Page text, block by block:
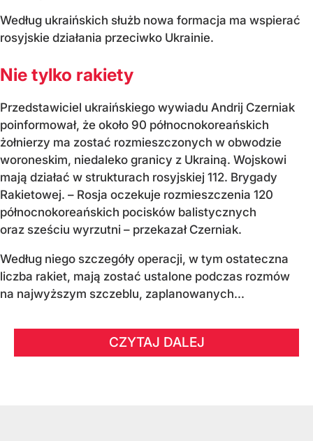
Według ukraińskich służb nowa formacja ma wspierać
rosyjskie działania przeciwko Ukrainie.
Nie tylko rakiety
Przedstawiciel ukraińskiego wywiadu Andrij Czerniak
poinformował, że około 90 północnokoreańskich
żołnierzy ma zostać rozmieszczonych w obwodzie
woroneskim, niedaleko granicy z Ukrainą. Wojskowi
mają działać w strukturach rosyjskiej 112. Brygady
Rakietowej. – Rosja oczekuje rozmieszczenia 120
północnokoreańskich pocisków balistycznych
oraz sześciu wyrzutni – przekazał Czerniak.
Według niego szczegóły operacji, w tym ostateczna
liczba rakiet, mają zostać ustalone podczas rozmów
na najwyższym szczeblu, zaplanowanych...
CZYTAJ DALEJ